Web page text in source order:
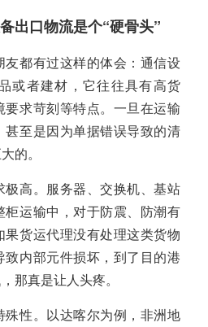
出口物流是个“硬骨头”
都有过这样的体会：通信设
或者建材，它往往具有高货
求苛刻等特点。一旦在运输
至是因为单据错误导致的清
的。
高。服务器、交换机、基站
柜运输中，对于防震、防潮有
货运代理没有处理这类货物
内部元件损坏，到了目的港
那真是让人头疼。
性。以达喀尔为例，非洲地